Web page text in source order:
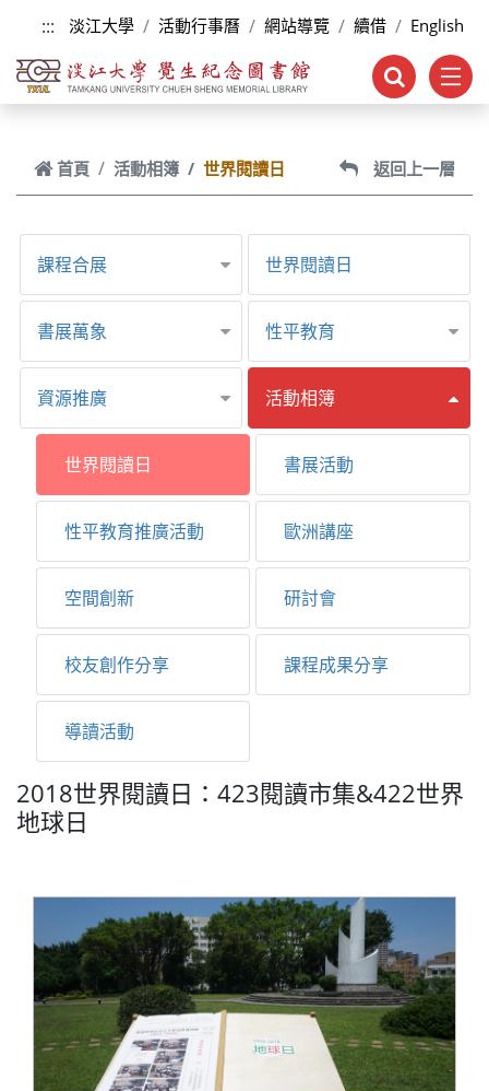
跳到主要內容
::: 淡江大學 活動行事曆 網站導覽 續借 English
首頁 活動相簿 世界閱讀日 返回上一層
課程合展 世界閱讀日
書展萬象 性平教育
資源推廣 活動相簿
世界閱讀日 書展活動
性平教育推廣活動 歐洲講座
空間創新 研討會
校友創作分享 課程成果分享
導讀活動
2018世界閱讀日：423閱讀市集&422世界
地球日